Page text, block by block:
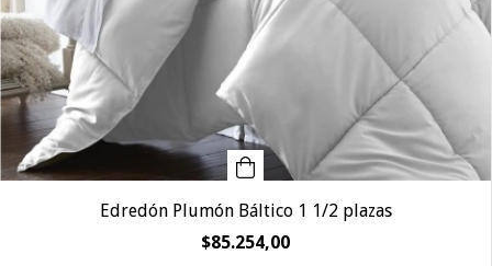
Edredón Plumón Báltico 1 1/2 plazas
$85.254,00